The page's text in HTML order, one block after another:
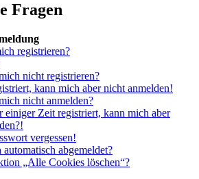
Fragen
registrieren?
nicht registrieren?
kann mich aber nicht anmelden!
nicht anmelden?
einiger Zeit registriert, kann mich aber
vergessen!
abgemeldet?
„Alle Cookies löschen“?